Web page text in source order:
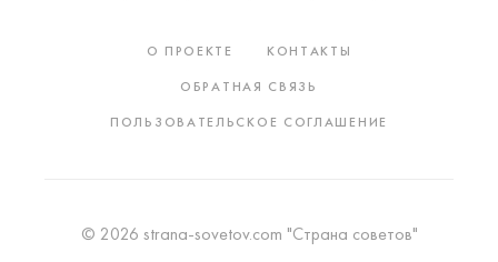
О ПРОЕКТЕ
КОНТАКТЫ
ОБРАТНАЯ СВЯЗЬ
ПОЛЬЗОВАТЕЛЬСКОЕ СОГЛАШЕНИЕ
© 2026 strana-sovetov.com "Страна советов"